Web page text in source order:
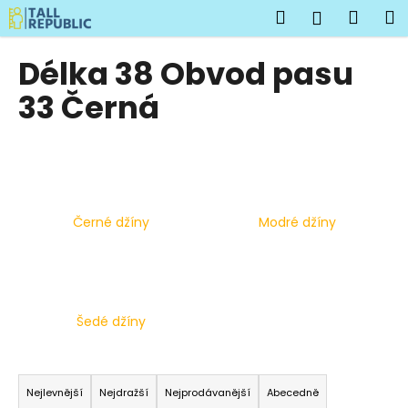
Přejít
na
obsah
Hledat
Délka 38 Obvod pasu
33 Černá
Černé džíny Modré džíny
Šedé džíny
Ř
a
Nejlevnější Nejdražší Nejprodávanější Abecedně
K
o
C
o
e